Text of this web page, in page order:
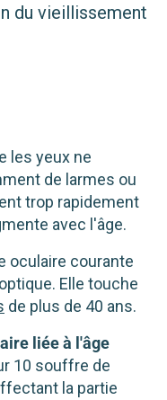
du vieillissement
les yeux ne
de larmes ou
trop rapidement
avec l'âge.
oculaire courante
Elle touche
de plus de 40 ans.
liée à l'âge
10 souffre de
la partie